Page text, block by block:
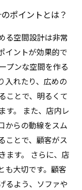
ポイントとは？
る空間設計は非常
イントが効果的で
プンな空間を作る
入れたり、広めの
ことで、明るくて
す。 また、店内レ
からの動線をスム
ことで、顧客がス
ます。 さらに、店
も大切です。顧客
るよう、ソファや